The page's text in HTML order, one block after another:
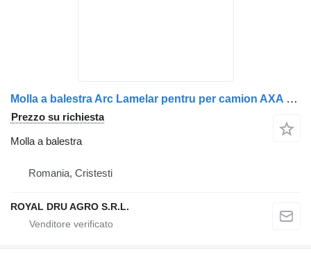
Molla a balestra Arc Lamelar pentru per camion AXA Motor Stânga Renault
Prezzo su richiesta
Molla a balestra
Romania, Cristesti
ROYAL DRU AGRO S.R.L.